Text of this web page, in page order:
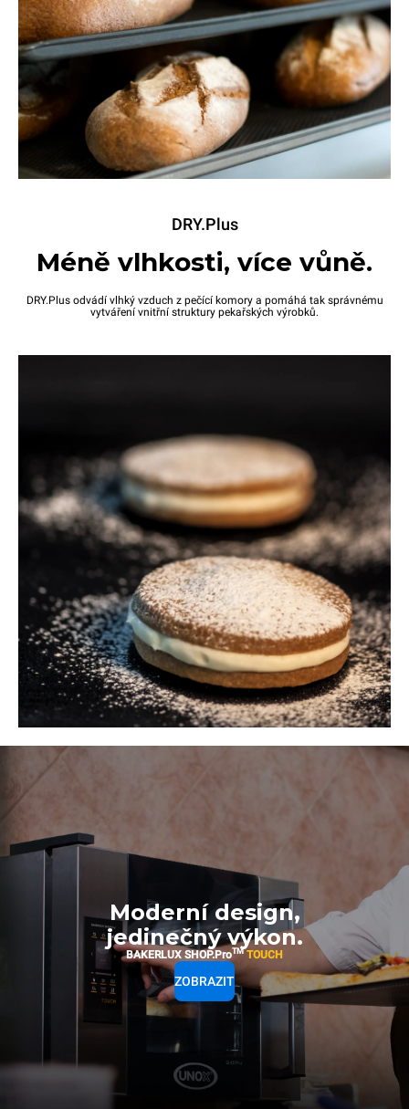
DRY.Plus
Méně vlhkosti, více vůně.
DRY.Plus odvádí vlhký vzduch z pečící komory a pomáhá tak správnému
vytváření vnitřní struktury pekařských výrobků.
Moderní design,
jedinečný výkon.
BAKERLUX SHOP.ProTM TOUCH
ZOBRAZIT